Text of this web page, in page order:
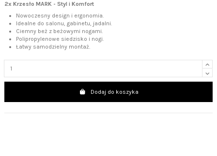
2x Krzesło MARK - Styl i Komfort
Nowoczesny design i ergonomia.
Idealne do salonu, gabinetu, jadalni.
Ciemny beż z beżowymi nogami.
Polipropylenowe siedzisko i nogi.
Łatwy samodzielny montaż.
Dodaj do koszyka